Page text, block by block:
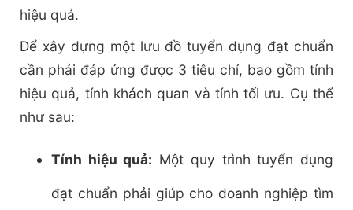
hiệu quả.
Để xây dựng một lưu đồ tuyển dụng đạt chuẩn
cần phải đáp ứng được 3 tiêu chí, bao gồm tính
hiệu quả, tính khách quan và tính tối ưu. Cụ thể
như sau:
Tính hiệu quả: Một quy trình tuyển dụng
đạt chuẩn phải giúp cho doanh nghiệp tìm